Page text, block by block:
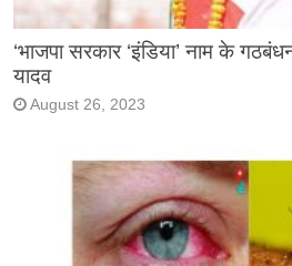
‘भाजपा सरकार ‘इंडिया’ नाम के
यादव
August 26, 2023